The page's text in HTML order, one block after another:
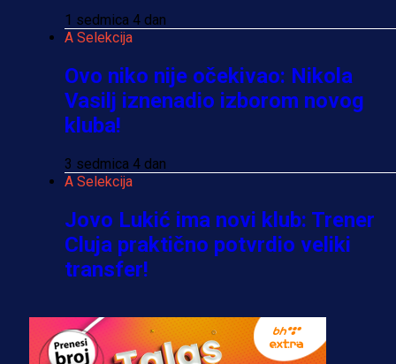
1 sedmica 4 dan
A Selekcija
Ovo niko nije očekivao: Nikola
Vasilj iznenadio izborom novog
kluba!
3 sedmica 4 dan
A Selekcija
Jovo Lukić ima novi klub: Trener
Cluja praktično potvrdio veliki
transfer!
A Selekcija